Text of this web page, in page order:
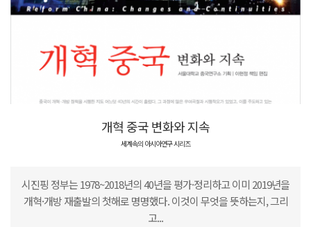
개혁 중국 변화와 지속
세계속의 아시아연구 시리즈
시진핑 정부는 1978~2018년의 40년을 평가·정리하고 이미 2019년을
개혁·개방 재출발의 첫해로 명명했다. 이것이 무엇을 뜻하는지, 그리
고...